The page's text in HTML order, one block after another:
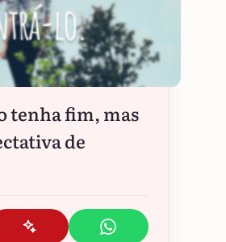
tenha fim, mas
de